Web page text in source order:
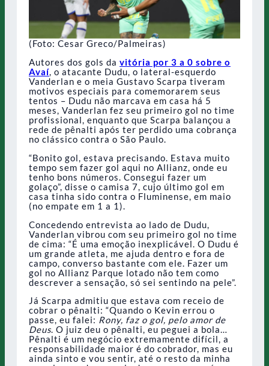
(Foto: Cesar Greco/Palmeiras)
Autores dos gols da vitória por 3 a 0 sobre o
Avaí, o atacante Dudu, o lateral-esquerdo
Vanderlan e o meia Gustavo Scarpa tiveram
motivos especiais para comemorarem seus
tentos – Dudu não marcava em casa há 5
meses, Vanderlan fez seu primeiro gol no time
profissional, enquanto que Scarpa balançou a
rede de pênalti após ter perdido uma cobrança
no clássico contra o São Paulo.
“Bonito gol, estava precisando. Estava muito
tempo sem fazer gol aqui no Allianz, onde eu
tenho bons números. Consegui fazer um
golaço”, disse o camisa 7, cujo último gol em
casa tinha sido contra o Fluminense, em maio
(no empate em 1 a 1).
Concedendo entrevista ao lado de Dudu,
Vanderlan vibrou com seu primeiro gol no time
de cima: “É uma emoção inexplicável. O Dudu é
um grande atleta, me ajuda dentro e fora de
campo, converso bastante com ele. Fazer um
gol no Allianz Parque lotado não tem como
descrever a sensação, só sei sentindo na pele”.
Já Scarpa admitiu que estava com receio de
cobrar o pênalti: “Quando o Kevin errou o
passe, eu falei: Rony, faz o gol, pelo amor de
Deus. O juiz deu o pênalti, eu peguei a bola…
Pênalti é um negócio extremamente difícil, a
responsabilidade maior é do cobrador, mas eu
ainda sinto e vou sentir, até o resto da minha